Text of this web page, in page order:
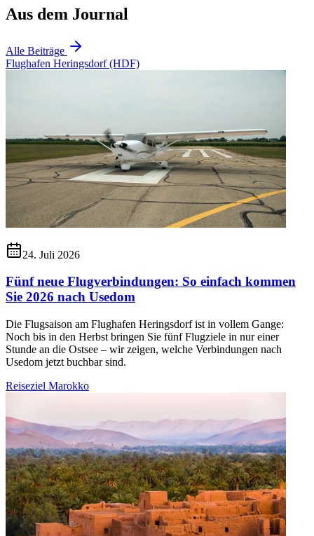
Aus dem Journal
Alle Beiträge
Flughafen Heringsdorf (HDF)
24. Juli 2026
Fünf neue Flugverbindungen: So einfach kommen
Sie 2026 nach Usedom
Die Flugsaison am Flughafen Heringsdorf ist in vollem Gange:
Noch bis in den Herbst bringen Sie fünf Flugziele in nur einer
Stunde an die Ostsee – wir zeigen, welche Verbindungen nach
Usedom jetzt buchbar sind.
Reiseziel Marokko